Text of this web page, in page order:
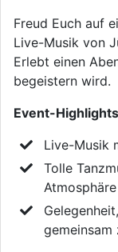
Freud Euch auf
Live-Musik von
Erlebt einen
begeistern wird.
Event-
Live-Musik
Tolle
Atmosphäre
gemeinsam